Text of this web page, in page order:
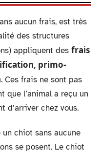
aucun frais, est très
des structures
appliquent des frais
primo-
. Ces frais ne sont pas
que l’animal a reçu un
d’arriver chez vous.
chiot sans aucune
se posent. Le chiot